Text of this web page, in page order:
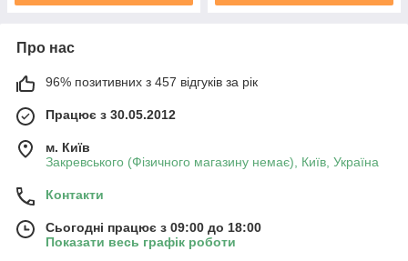
Про нас
96% позитивних з 457 відгуків за рік
Працює з 30.05.2012
м. Київ
Закревського (Фізичного магазину немає), Київ, Україна
Контакти
Сьогодні працює з 09:00 до 18:00
Показати весь графік роботи